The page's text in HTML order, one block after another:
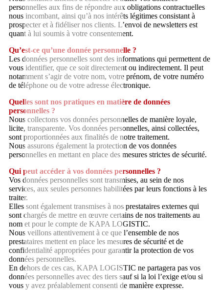
personnelles aux fins de répondre aux obligations contractuelles
nous incombant, ainsi qu’à nos intérêts légitimes consistant à
prospecter et à fidéliser nos clients. L’envoi de newsletters est
quant à lui soumis à votre consentement.
Qu’est-ce qu’une donnée personnelle ?
Les données personnelles sont des informations qui permettent de
vous identifier, que ce soit directement ou indirectement. Il peut
notamment s’agir de votre nom, votre prénom, de votre numéro
de téléphone ou de votre adresse électronique.
Quelles sont nos pratiques en matière de données
personnelles ?
Nous collectons vos données personnelles de manière loyale,
licite, transparente. Vos données personnelles, ainsi collectées,
sont proportionnées aux finalités de notre traitement.
Nous assurons également la protection de vos données
personnelles en mettant en place des mesures strictes de sécurité.
Qui peut accéder à vos données personnelles ?
Vos données personnelles sont transmises, au sein de nos
services, aux seules personnes habilitées par leurs fonctions à les
traiter.
Elles sont également transmises à nos prestataires externes qui
sont chargés de mettre en œuvre certains de nos traitements au
nom et pour le compte de KAPA LOGISTIC.
Nous veillons attentivement à ce que l’ensemble de nos
prestataires mettent en place les mesures de sécurité et de
confidentialité appropriées pour garantir la protection de vos
données personnelles.
En dehors de ces cas, KAPA LOGISTIC ne partagera pas vos
données personnelles avec des tiers sauf si la loi l’exige et/ou si
vous y avez préalablement consenti de manière expresse.